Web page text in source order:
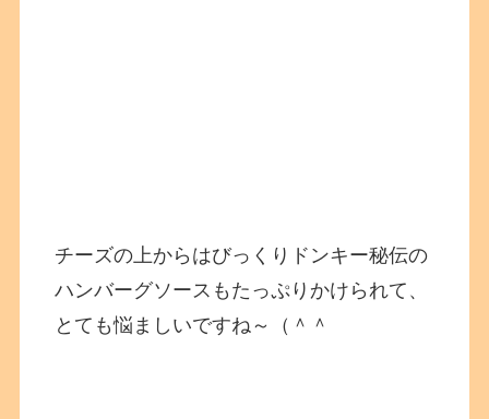
チーズの上からはびっくりドンキー秘伝の
ハンバーグソースもたっぷりかけられて、
とても悩ましいですね～（＾＾